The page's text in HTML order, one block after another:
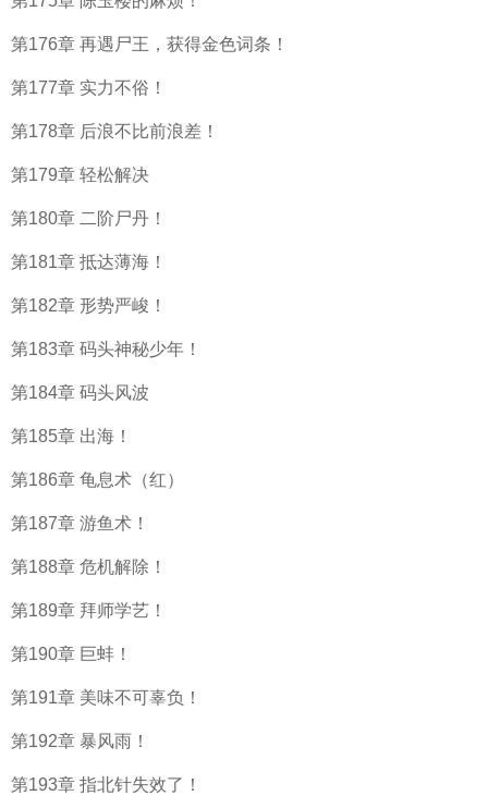
第176章 再遇尸王，获得金色词条！
第177章 实力不俗！
第178章 后浪不比前浪差！
第179章 轻松解决
第180章 二阶尸丹！
第181章 抵达薄海！
第182章 形势严峻！
第183章 码头神秘少年！
第184章 码头风波
第185章 出海！
第186章 龟息术（红）
第187章 游鱼术！
第188章 危机解除！
第189章 拜师学艺！
第190章 巨蚌！
第191章 美味不可辜负！
第192章 暴风雨！
第193章 指北针失效了！